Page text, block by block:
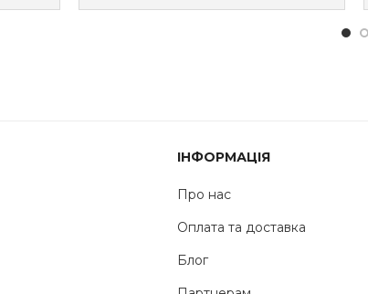
ІНФОРМАЦІЯ
Про нас
Оплата та доставка
Блог